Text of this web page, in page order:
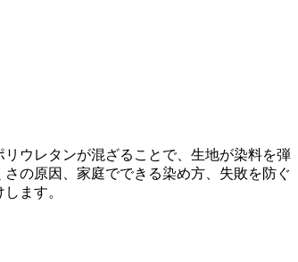
ウレタンが混ざることで、生地が染料を弾
の原因、家庭でできる染め方、失敗を防ぐ
ます。